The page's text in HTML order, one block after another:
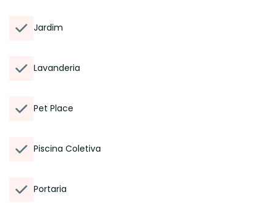
Jardim
Lavanderia
Pet Place
Piscina Coletiva
Portaria